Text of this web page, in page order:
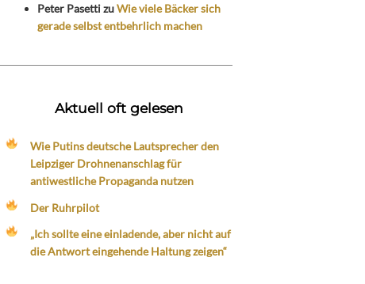
Peter PasettizuWie viele Bäcker sich
gerade selbst entbehrlich machen
Aktuell oft gelesen
Wie Putins deutsche Lautsprecher den
Leipziger Drohnenanschlag für
antiwestliche Propaganda nutzen
Der Ruhrpilot
„Ich sollte eine einladende, aber nicht auf
die Antwort eingehende Haltung zeigen“